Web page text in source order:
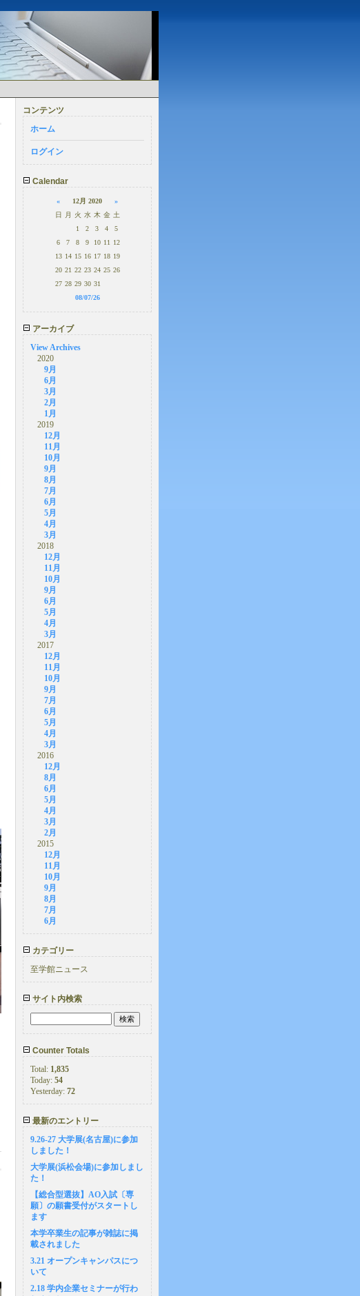
コンテンツ
ホーム
ログイン
Calendar
« 12月 2020
»
日
月 火 水 木 金 土
1
2 3 4
5
6
7 8 9 10 11
12
13 14 15 16 17 18 19
20 21 22 23 24 25 26
27 28 29 30 31
08/07/26
アーカイブ
View Archives
2020
9月
6月
3月
2月
1月
2019
12月
11月
10月
9月
8月
7月
6月
5月
4月
3月
2018
12月
11月
10月
9月
6月
5月
4月
3月
2017
12月
11月
10月
9月
7月
6月
5月
4月
3月
2016
12月
8月
6月
5月
4月
3月
2月
2015
12月
11月
10月
9月
8月
7月
6月
カテゴリー
至学館ニュース
サイト内検索
Counter Totals
Total: 1,835
Today: 54
Yesterday: 72
最新のエントリー
9.26-27 大学展(名古屋)に参加
しました！
大学展(浜松会場)に参加しまし
た！
【総合型選抜】AO入試〔専
願〕の願書受付がスタートし
ます
本学卒業生の記事が雑誌に掲
載されました
3.21 オープンキャンパスにつ
いて
2.18 学内企業セミナーが行わ